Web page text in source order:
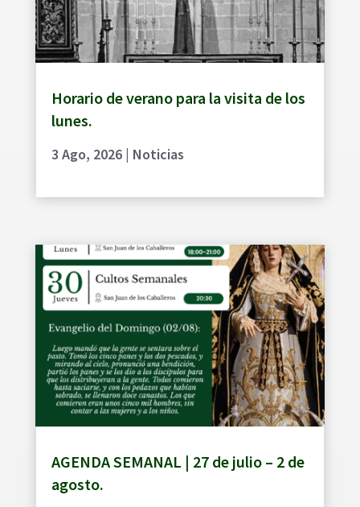
Horario de verano para la visita de los
lunes.
3 Ago, 2026| Noticias
AGENDA SEMANAL | 27 de julio – 2 de
agosto.